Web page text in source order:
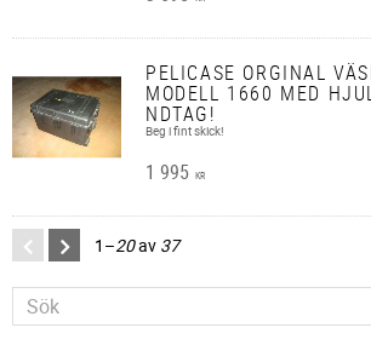
PELICASE ORGINAL
MODELL 1660 MED
NDTAG!
Beg i fint skick!
1 995 KR
1–20av 37